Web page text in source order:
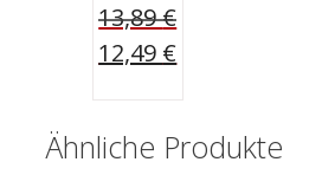
13,89€
Ursprünglicher
13,89 €
12,49 €
ist:
Ähnliche Produkte